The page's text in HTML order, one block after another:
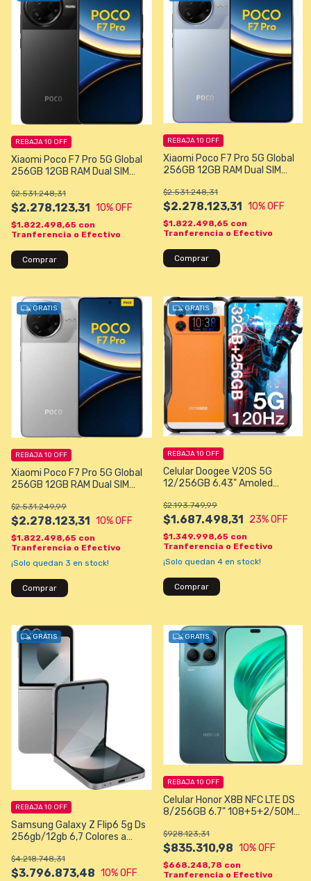
Xiaomi Poco F7 Pro 5G Global
256GB 12GB RAM Dual SIM
Gen 3 - Black
$2.278.123,31
$2.531.248,31
10% OFF
REBAJA 10 OFF
$1.822.498,65 con
Tranferencia o Efectivo
Comprar
Xiaomi Poco F7 Pro 5G Global
256GB 12GB RAM Dual SIM
Gen 3 - Blue
$2.278.123,31
$2.531.248,31
10% OFF
REBAJA 10 OFF
$1.822.498,65 con
Tranferencia o Efectivo
Comprar
GRATIS
Xiaomi Poco F7 Pro 5G Global
256GB 12GB RAM Dual SIM
Gen 3 - Plata
$2.278.123,31
$2.531.249,99
10% OFF
REBAJA 10 OFF
$1.822.498,65 con
Tranferencia o Efectivo
¡Solo quedan 3 en stock!
Comprar
GRATIS
Celular Doogee V20S 5G
12/256GB 6.43" Amoled
$1.687.498,31
$2.193.749,99
23% OFF
REBAJA 10 OFF
$1.349.998,65 con
Tranferencia o Efectivo
¡Solo quedan 4 en stock!
Comprar
GRATIS
Samsung Galaxy Z Flip6 5g Ds
256gb/12gb 6,7 Colores a
$3.796.873,48
$4.218.748,31
10% OFF
REBAJA 10 OFF
GRATIS
Celular Honor X8B NFC LTE DS
8/256GB 6.7" 108+5+2/50MP
$835.310,98
$928.123,31
10% OFF
REBAJA 10 OFF
$668.248,78 con
Tranferencia o Efectivo